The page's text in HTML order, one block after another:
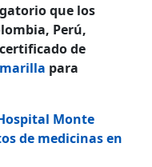
que los
Perú,
de
para
Monte
de medicinas en